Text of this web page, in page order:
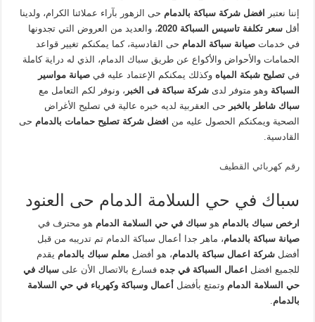
إننا نعتبر افضل شركة سباكة بالدمام حى الزهور بآراء عملائنا الكرام، ولدينا
أقلسعر تكلفة تاسيس السباكة 2020
، والعديد من العروض التي تجدونها
في خدماتصيانة سباكة الدمام حى القادسية، كما يمكنكم تغيير قواعد
الحمامات والأحواض والأكواع عن طريق سباك الدمام، الذي له دراية كاملة
فيتصليح شبكة المياه وكذلك يمكنكم الإعتماد عليه فيصيانة مواسير
السباكة وهو متوفر لدىشركة سباكة فى الخبر ، ونوفر لكم التعامل مع
سباك شاطر بالخبر حى العقربية لديه خبره عالية في تصليح الأغراض
الصحية ويمكنكم الحصول عليه من افضل شركة تصليح حمامات بالدمام حى
القادسية.
رقم كهربائي القطيف
سباك في حي السلامة الدمام حى العنود
ارخص سباك بالدمام هوسباك في حي السلامة الدمام هو محترف في
صيانة سباكة بالدمام، ماهر جدا أعمال سباكة الدمام تم تدريبه من قبل
أفضلشركة اعمال سباكة بالدمام، هو أفضلمعلم سباك بالدمام يقدم
للجميع افضل
اعمال السباكة في جده فسارع بالاتصال الأن علىسباك في
حي السلامة الدمام وتمتع بأفضل أعمال وسباكة وكهرباء في حي السلامة
بالدمام.